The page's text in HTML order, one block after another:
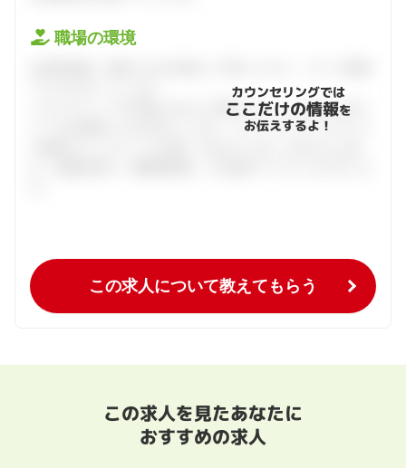
職場の環境
ハタラクティブが企業とあなたの間に立って、あなたに向い
ている仕事探しをお手伝いします。キャリアアドバイザーと
カウンセリングでは
ここだけの情報を
お伝えするよ！
この求人について教えてもらう
この求人を見たあなたに
おすすめの求人